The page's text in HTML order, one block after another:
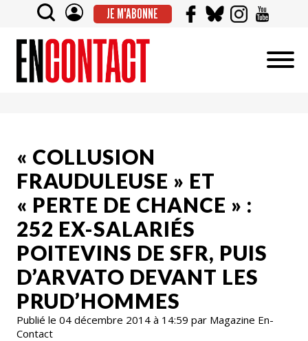
JE M'ABONNE
« COLLUSION
FRAUDULEUSE » ET
« PERTE DE CHANCE » :
252 EX-SALARIÉS
POITEVINS DE SFR, PUIS
D’ARVATO DEVANT LES
PRUD’HOMMES
Publié le 04 décembre 2014 à 14:59 par Magazine En-
Contact